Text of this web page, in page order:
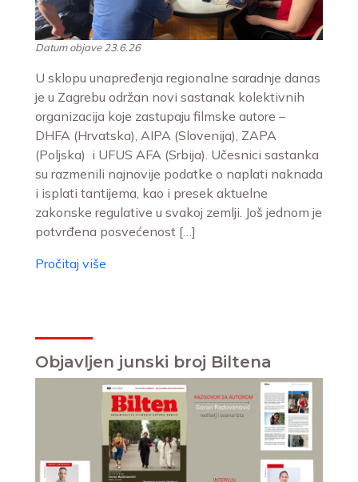
Datum objave 23.6.26
U sklopu unapređenja regionalne saradnje danas
je u Zagrebu održan novi sastanak kolektivnih
organizacija koje zastupaju filmske autore –
DHFA (Hrvatska), AIPA (Slovenija), ZAPA
(Poljska) i UFUS AFA (Srbija). Učesnici sastanka
su razmenili najnovije podatke o naplati naknada
i isplati tantijema, kao i presek aktuelne
zakonske regulative u svakoj zemlji. Još jednom je
potvrđena posvećenost […]
Pročitaj više
Objavljen junski broj Biltena